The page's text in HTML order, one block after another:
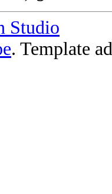
Studio
. Template